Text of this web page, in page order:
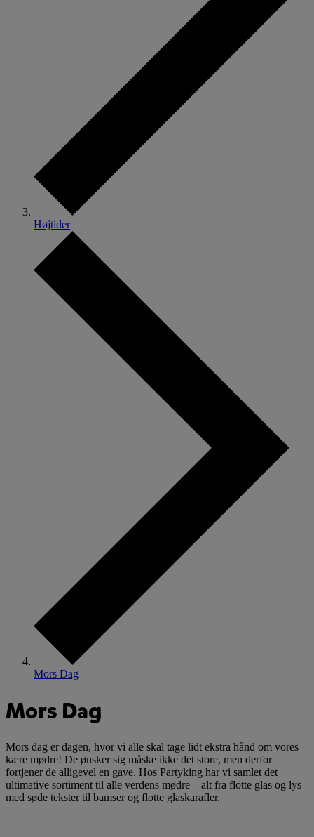
Højtider
Mors Dag
Mors Dag
Mors dag er dagen, hvor vi alle skal tage lidt ekstra hånd om vores
kære mødre! De ønsker sig måske ikke det store, men derfor
fortjener de alligevel en gave. Hos Partyking har vi samlet det
ultimative sortiment til alle verdens mødre – alt fra flotte glas og lys
med søde tekster til bamser og flotte glaskarafler.